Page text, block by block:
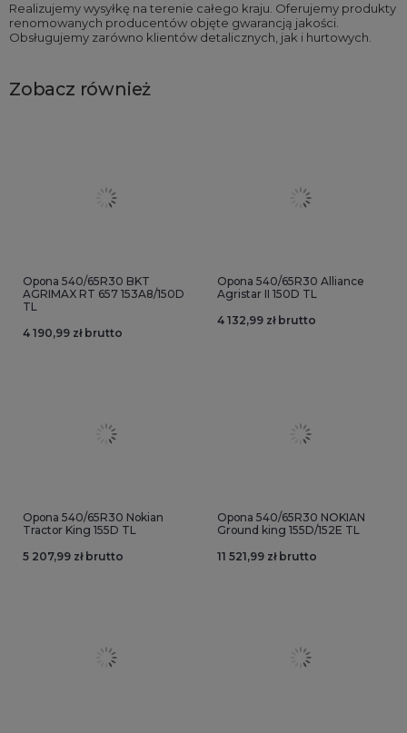
Realizujemy wysyłkę na terenie całego kraju. Oferujemy produkty
renomowanych producentów objęte gwarancją jakości.
Obsługujemy zarówno klientów detalicznych, jak i hurtowych.
Zobacz również
Opona 540/65R30 BKT
AGRIMAX RT 657 153A8/150D
TL
4 190,99 zł brutto
Opona 540/65R30 Alliance
Agristar II 150D TL
4 132,99 zł brutto
Opona 540/65R30 Nokian
Tractor King 155D TL
5 207,99 zł brutto
Opona 540/65R30 NOKIAN
Ground king 155D/152E TL
11 521,99 zł brutto